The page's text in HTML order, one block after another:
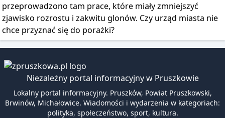
przeprowadzono tam prace, które miały zmniejszyć
zjawisko rozrostu i zakwitu glonów. Czy urząd miasta nie
chce przyznać się do porażki?
Niezależny portal informacyjny w Pruszkowie
Lokalny portal informacyjny. Pruszków, Powiat Pruszkowski,
Brwinów, Michałowice. Wiadomości i wydarzenia w kategoriach:
polityka, społeczeństwo, sport, kultura.